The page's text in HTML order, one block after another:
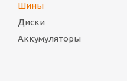
Шины
Диски
Аккумуляторы